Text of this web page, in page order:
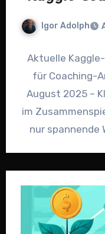
Igor Adolph
Aktuelle
für Coaching-
August 2025 –
im
nur spannende